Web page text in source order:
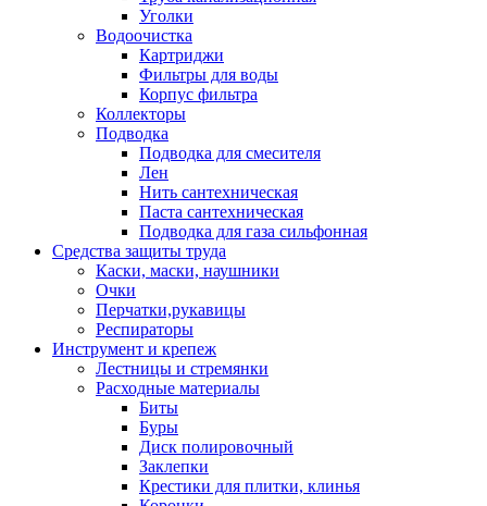
Уголки
Водоочистка
Картриджи
Фильтры для воды
Корпус фильтра
Коллекторы
Подводка
Подводка для смесителя
Лен
Нить сантехническая
Паста сантехническая
Подводка для газа сильфонная
Средства защиты труда
Каски, маски, наушники
Очки
Перчатки,рукавицы
Респираторы
Инструмент и крепеж
Лестницы и стремянки
Расходные материалы
Биты
Буры
Диск полировочный
Заклепки
Крестики для плитки, клинья